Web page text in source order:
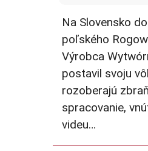
Na Slovensko
poľského
Výrobca
postavil svoju
rozoberajú
spracovanie,
videu…